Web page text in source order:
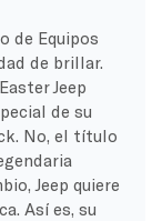
de Equipos
de brillar.
Jeep
de su
No, el título
Jeep quiere
Así es, su